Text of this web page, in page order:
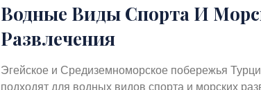
Водные Виды Спорта И
Развлечения
Эгейское и Средиземноморское побережья